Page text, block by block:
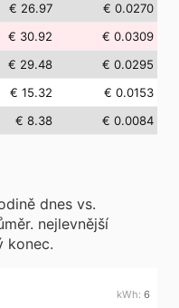
€ 26.97
€ 0.0270
€ 30.92
€ 0.0309
€ 29.48
€ 0.0295
€ 15.32
€ 0.0153
€ 8.38 € 0.0084
dnes vs.
nejlevnější
konec.
6